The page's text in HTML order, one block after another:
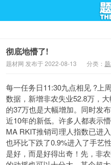
彻底地懵了!
题材网 发布于 2022-08-13 分类：
每一任务日11:30九点相见 ?上
数据，新增非农失业52.8万，
的37万也是大幅增加。同时发
近10年的新低。许多人都表示
MA RKIT推销司理人指数已进
也环比下跌了0.9%进入了手艺
是好，而是好得出奇！先，非